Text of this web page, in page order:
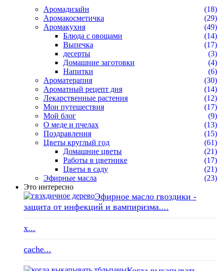
Аромадизайн
(18)
Аромакосметичка
(29)
Аромакухня
(49)
Блюда с овощами
(14)
Выпечка
(17)
десерты
(3)
Домашние заготовки
(4)
Напитки
(6)
Ароматерапия
(30)
Ароматный рецепт дня
(14)
Лекарственные растения
(12)
Мои путешествия
(17)
Мой блог
(9)
О меде и пчелах
(13)
Поздравления
(15)
Цветы круглый год
(61)
Домашние цветы
(21)
Работы в цветнике
(17)
Цветы в саду
(21)
Эфирные масла
(23)
Это интересно
Эфирное масло гвоздики -
защита от инфекций и вампиризма....
x...
cache...